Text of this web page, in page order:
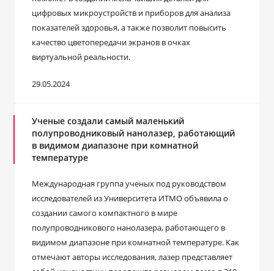
цифровых микроустройств и приборов для анализа
показателей здоровья, а также позволит повысить
качество цветопередачи экранов в очках
виртуальной реальности.
29.05.2024
Ученые создали самый маленький
полупроводниковый нанолазер, работающий
в видимом диапазоне при комнатной
температуре
Международная группа ученых под руководством
исследователей из Университета ИТМО объявила о
создании самого компактного в мире
полупроводникового нанолазера, работающего в
видимом диапазоне при комнатной температуре. Как
отмечают авторы исследования, лазер представляет